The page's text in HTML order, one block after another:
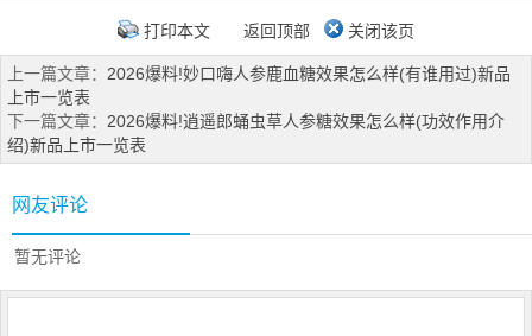
打印本文 返回顶部 关闭该页
上一篇文章： 2026爆料!妙口嗨人参鹿血糖效果怎么样(有谁用过)新品
上市一览表
下一篇文章： 2026爆料!逍遥郎蛹虫草人参糖效果怎么样(功效作用介
绍)新品上市一览表
网友评论
暂无评论